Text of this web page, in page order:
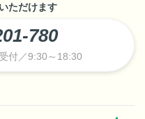
ただけます
780
付／9:30～18:30